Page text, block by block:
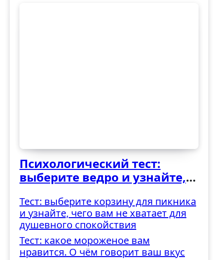
Психологический тест:
выберите ведро и узнайте,
трудностями
Тест: выберите корзину для пикника
и узнайте, чего вам не хватает для
душевного спокойствия
Тест: какое мороженое вам
нравится. О чём говорит ваш вкус